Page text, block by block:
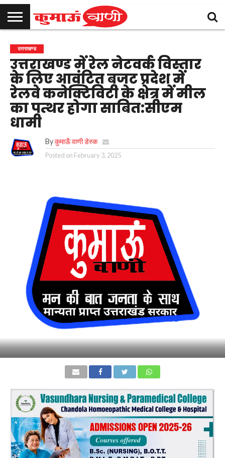
उत्तराखण्ड
राजनीति
मनोरंजन
क्राइम
खेल
समाचार
शिक्षा
स्वास्थ्य
धर्म-
संस्कृति
चुनाव
विज्ञापन
संपर्क
करें
उत्तराखण्ड
उत्तराखण्ड में रेल नेटवर्क विस्तार
के लिए आवंटित बजट प्रदेश में
रेलवे कनेक्टिविटी के क्षेत्र में मील
का पत्थर होगा साबित:सीएम
धामी
By कुमाऊँ वाणी डेस्क
Posted on February 3, 2025